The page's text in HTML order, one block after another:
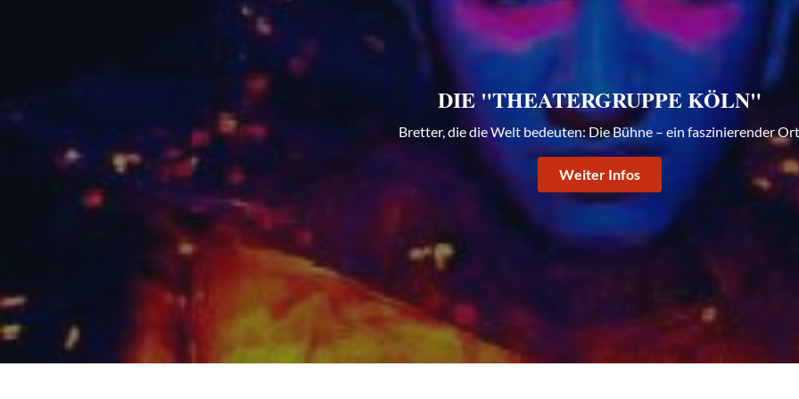
DIE "THEATERGRUPPE KÖLN"
Bretter, die die Welt bedeuten: Die Bühne – ein faszinierender Ort
Weiter Infos